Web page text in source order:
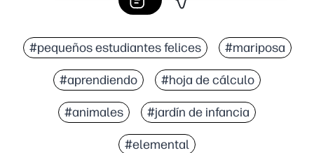
#pequeños estudiantes felices #mariposa
#aprendiendo #hoja de cálculo
#animales #jardín de infancia
#elemental